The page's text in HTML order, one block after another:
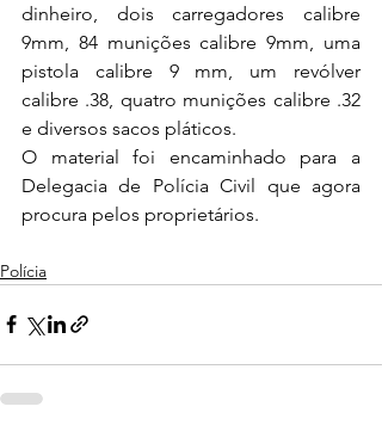
dinheiro, dois carregadores calibre
9mm, 84 munições calibre 9mm, uma
pistola calibre 9 mm, um revólver
calibre .38, quatro munições calibre .32
e diversos sacos pláticos.
O material foi encaminhado para a
Delegacia de Polícia Civil que agora
procura pelos proprietários.
Polícia